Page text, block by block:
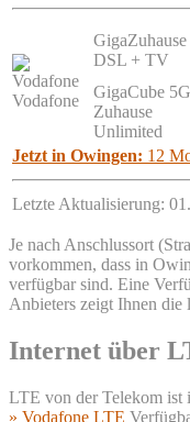
Vodafone
DSL + TV
GigaCube 5G
Zuhause
Unlimited
Jetzt in Owingen: 12
Letzte Aktualisierung:
Je nach Anschlussort
vorkommen, dass in
verfügbar sind. Eine
Anbieters zeigt Ihnen die
Internet über
LTE von der Telekom ist
» Vodafone LTE